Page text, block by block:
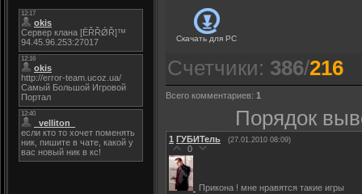
Скачать для PC
Счетчики: 386/216
Всего комментариев: 1
Порядок
1 ГУБИТель (27.01.2010 08:09)
0
Прикона ! мне нравятся такие игры